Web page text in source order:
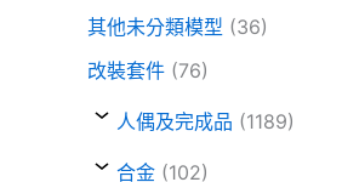
其他未分類模型 (36)
改裝套件 (76)
人偶及完成品 (1189)
合金 (102)